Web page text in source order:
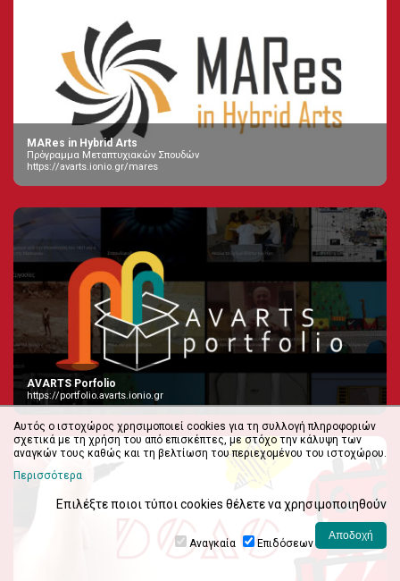
MARes in Hybrid Arts
Πρόγραμμα Μεταπτυχιακών Σπουδών
https://avarts.ionio.gr/mares
AVARTS Porfolio
https://portfolio.avarts.ionio.gr
Αυτός ο ιστοχώρος χρησιμοποιεί cookies για τη συλλογή πληροφοριών
σχετικά με τη χρήση του από επισκέπτες, με στόχο την κάλυψη των
αναγκών τους καθώς και τη βελτίωση του περιεχομένου του ιστοχώρου.
Περισσότερα
Επιλέξτε ποιοι τύποι cookies θέλετε να χρησιμοποιηθούν
Αναγκαία Επιδόσεων